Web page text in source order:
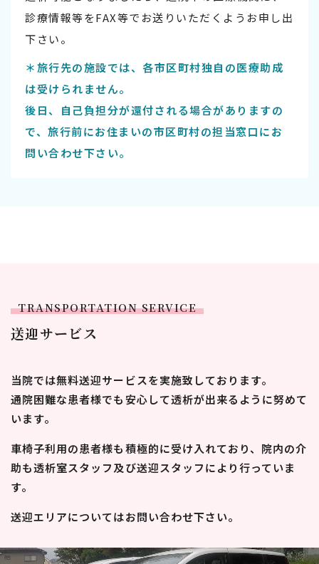
診療情報等をFAX等でお送りいただくようお申し出
下さい。
＊旅行先の施設では、各市区町村独自の医療助成
は受けられません。
後日、自己負担分が還付される場合がありますの
で、旅行前にお住まいの市区町村の担当窓口にお
問い合わせ下さい。
TRANSPORTATION SERVICE
送迎サービス
当院では無料送迎サービスを実施致しております。
通院困難な患者様でも安心して透析が出来るように努めて
います。
車椅子利用の患者様も積極的に受け入れており、院内の介
助も透析室スタッフ及び送迎スタッフにより行っていま
す。
送迎エリアについてはお問い合わせ下さい。